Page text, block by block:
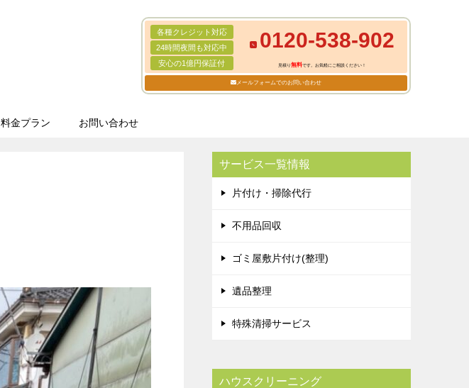
各種クレジット対応
24時間夜間も対応中
安心の1億円保証付
0120-538-902
見積り無料です。お気軽にご相談ください！
メールフォームでのお問い合わせ
料金プラン お問い合わせ
サービス一覧情報
片付け・掃除代行
不用品回収
ゴミ屋敷片付け(整理)
遺品整理
特殊清掃サービス
ハウスクリーニング